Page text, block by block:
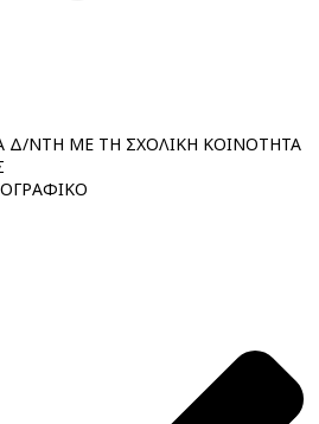
Δ/ΝΤΗ ΜΕ ΤΗ ΣΧΟΛΙΚΗ ΚΟΙΝΟΤΗΤΑ